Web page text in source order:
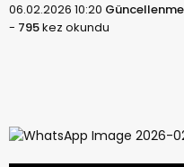
06.02.2026 10:20
- 795kez okundu